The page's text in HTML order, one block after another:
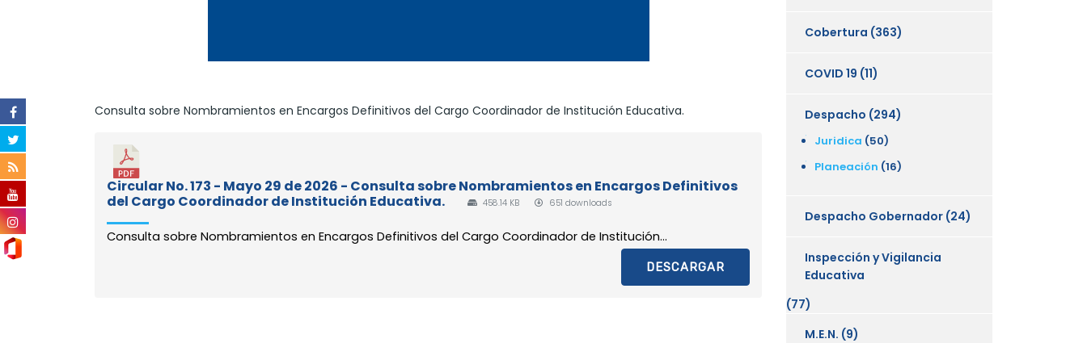
Consulta sobre Nombramientos en Encargos Definitivos del Cargo Coordinador de Institución Educativa.
Circular No. 173 - Mayo 29 de 2026 - Consulta sobre Nombramientos en Encargos Definitivos
del Cargo Coordinador de Institución Educativa.
458.14 KB 651 downloads
Consulta sobre Nombramientos en Encargos Definitivos del Cargo Coordinador de Institución...
DESCARGAR
Cobertura (363)
COVID 19 (11)
Despacho (294)
Juridica (50)
Planeación (16)
Despacho Gobernador (24)
Inspección y Vigilancia
Educativa
(77)
M.E.N. (9)